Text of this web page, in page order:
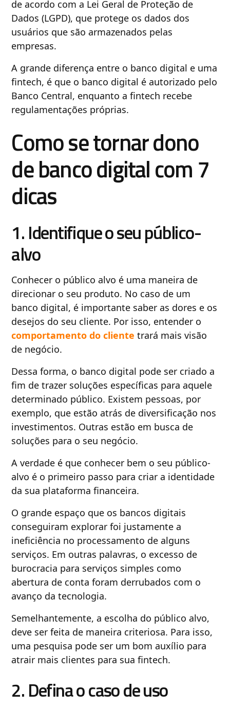
de acordo com a Lei Geral de Proteção de
Dados (LGPD), que protege os dados dos
usuários que são armazenados pelas
empresas.
A grande diferença entre o banco digital e uma
fintech, é que o banco digital é autorizado pelo
Banco Central, enquanto a fintech recebe
regulamentações próprias.
Como se tornar dono
de banco digital com 7
dicas
1. Identifique o seu público-
alvo
Conhecer o público alvo é uma maneira de
direcionar o seu produto. No caso de um
banco digital, é importante saber as dores e os
desejos do seu cliente. Por isso, entender o
comportamento do cliente trará mais visão
de negócio.
Dessa forma, o banco digital pode ser criado a
fim de trazer soluções específicas para aquele
determinado público. Existem pessoas, por
exemplo, que estão atrás de diversificação nos
investimentos. Outras estão em busca de
soluções para o seu negócio.
A verdade é que conhecer bem o seu público-
alvo é o primeiro passo para criar a identidade
da sua plataforma financeira.
O grande espaço que os bancos digitais
conseguiram explorar foi justamente a
ineficiência no processamento de alguns
serviços. Em outras palavras, o excesso de
burocracia para serviços simples como
abertura de conta foram derrubados com o
avanço da tecnologia.
Semelhantemente, a escolha do público alvo,
deve ser feita de maneira criteriosa. Para isso,
uma pesquisa pode ser um bom auxílio para
atrair mais clientes para sua fintech.
2. Defina o caso de uso